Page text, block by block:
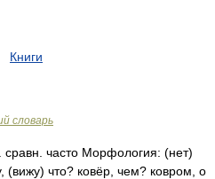
Книги
словарь
часто Морфология: (нет)
(вижу) что? ковёр, чем? ковром, о